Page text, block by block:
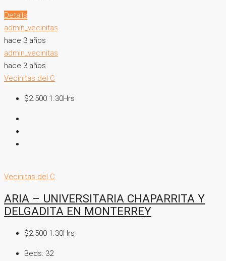
Details
admin_vecinitas
hace 3 años
admin_vecinitas
hace 3 años
Vecinitas del C
$2.500 1.30Hrs
Vecinitas del C
ARIA – UNIVERSITARIA CHAPARRITA Y
DELGADITA EN MONTERREY
$2.500 1.30Hrs
Beds: 32